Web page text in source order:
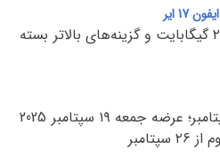
ایر
گزینه‌های بالاتر بسته
عرضه جمعه ۱۹
سپتامبر 2025
از ۲۶ سپتامبر